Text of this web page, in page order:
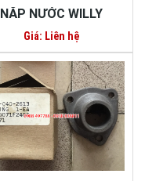
NẮP NƯỚC WILLY
Giá: Liên hệ